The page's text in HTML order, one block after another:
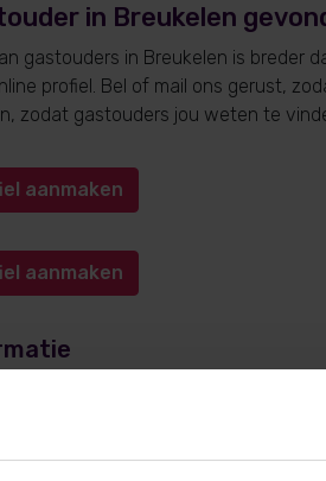
in Breukelen
gastouders in Breukelen is breder
profiel. Bel of mail ons gerust,
zodat gastouders jou weten te
aanmaken
aanmaken